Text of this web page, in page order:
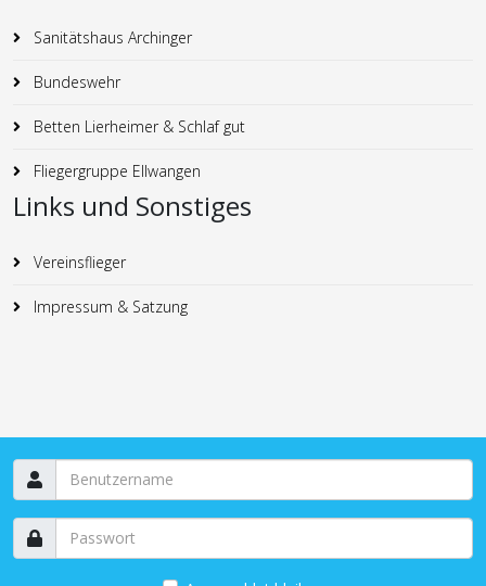
Sanitätshaus Archinger
Bundeswehr
Betten Lierheimer & Schlaf gut
Fliegergruppe Ellwangen
Links und Sonstiges
Vereinsflieger
Impressum & Satzung